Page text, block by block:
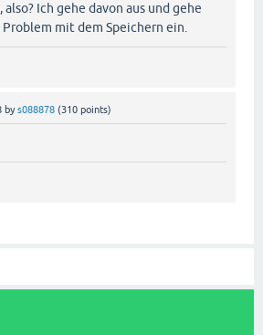
Ich gehe davon aus und gehe
Problem mit dem Speichern ein.
bys088878 (310 points)